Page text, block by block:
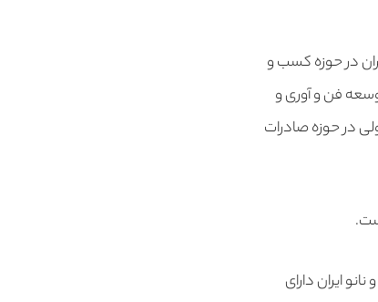
در حوزه کسب و
فن و آوری و
در حوزه صادرات
ایران دارای